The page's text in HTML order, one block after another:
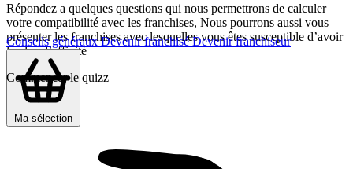
Conseils générauxDevenir franchiséDevenir franchiseur
Ma sélection
Répondez a quelques questions qui nous permettrons de calculer
votre compatibilité avec les franchises, Nous pourrons aussi vous
présenter les franchises avec lesquelles vous êtes susceptible d’avoir
le plus d’affinité
Commencer le quizz